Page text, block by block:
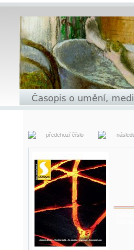
předchozí číslo